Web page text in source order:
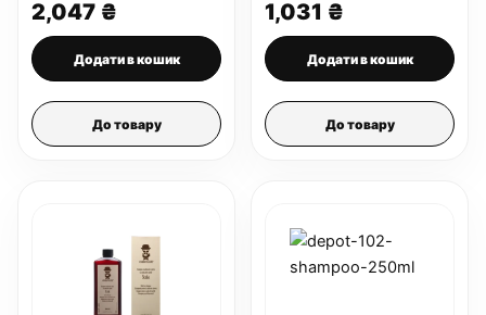
2,047 ₴
Додати в кошик
До товару
1,031 ₴
Додати в кошик
До товару